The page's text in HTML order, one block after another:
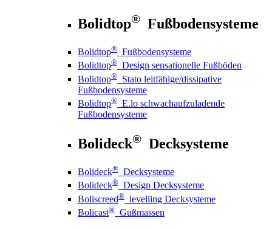
Bolidtop® Fußbodensysteme
Bolidtop® Fußbodensysteme
Bolidtop® Design sensationelle Fußböden
Bolidtop® Stato leitfähige/dissipative
Fußbodensysteme
Bolidtop® E.lo schwachaufzuladende
Fußbodensysteme
Bolideck® Decksysteme
Bolideck® Decksysteme
Bolideck® Design Decksysteme
Boliscreed® levelling Decksysteme
Bolicast® Gußmassen